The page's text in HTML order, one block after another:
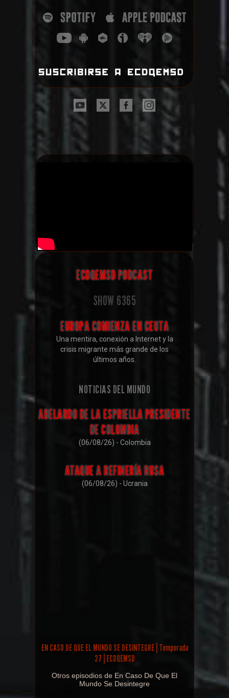
ECDQEMSD PODCAST
SHOW 6365
EUROPA COMIENZA EN CEUTA
Una mentira, conexión a Internet y la
crisis migrante más grande de los
últimos años.
NOTICIAS DEL MUNDO
ABELARDO DE LA ESPRIELLA PRESIDENTE
DE COLOMBIA
(06/08/26) - Colombia
ATAQUE A REFINERÍA RUSA
(06/08/26) - Ucrania
EN CASO DE QUE EL MUNDO SE DESINTEGRE | Temporada
27 | ECDQEMSD
Otros episodios de En Caso De Que El
Mundo Se Desintegre